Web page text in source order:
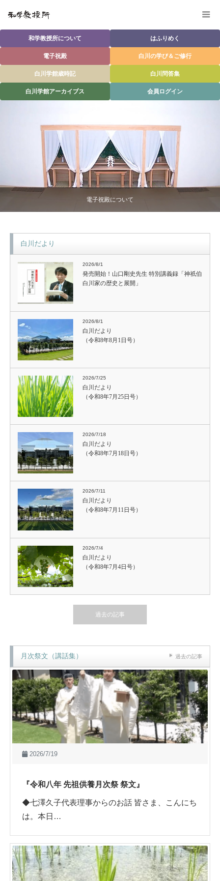
和学教授所について はふりめく
電子祝殿 白川の学び＆ご修行
白川学館歳時記 白川問答集
白川学館アーカイブス 会員ログイン
電子祝殿について
白川だより
2026/8/1
発売開始！山口剛史先生 特別講義録「神祇伯
白川家の歴史と展開」
2026/8/1
白川だより
（令和8年8月1日号）
2026/7/25
白川だより
（令和8年7月25日号）
2026/7/18
白川だより
（令和8年7月18日号）
2026/7/11
白川だより
（令和8年7月11日号）
2026/7/4
白川だより
（令和8年7月4日号）
過去の記事
月次祭文（講話集） 過去の記事
2026/7/19
『令和八年 先祖供養月次祭 祭文』
◆七澤久子代表理事からのお話 皆さま、こんにち
は。本日…